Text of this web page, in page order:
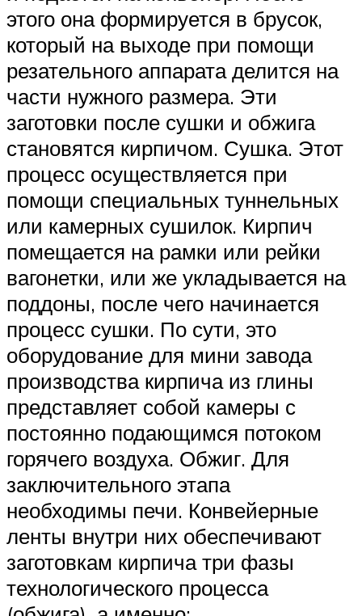
этого она формируется в брусок,
который на выходе при помощи
резательного аппарата делится на
части нужного размера. Эти
заготовки после сушки и обжига
становятся кирпичом. Сушка. Этот
процесс осуществляется при
помощи специальных туннельных
или камерных сушилок. Кирпич
помещается на рамки или рейки
вагонетки, или же укладывается на
поддоны, после чего начинается
процесс сушки. По сути, это
оборудование для мини завода
производства кирпича из глины
представляет собой камеры с
постоянно подающимся потоком
горячего воздуха. Обжиг. Для
заключительного этапа
необходимы печи. Конвейерные
ленты внутри них обеспечивают
заготовкам кирпича три фазы
технологического процесса